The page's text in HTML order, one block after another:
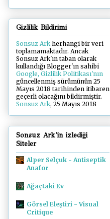
Gizlilik Bildirimi
Sonsuz Arkherhangi bir veri
toplamamaktadır. Ancak
Sonsuz Ark'ın taban olarak
kullandığı Blogger'ın sahibi
Google, Gizlilik Politikası'nın
güncellenmiş sürümünün 25
Mayıs 2018 tarihinden itibaren
geçerli olacağını bildirmiştir.
Sonsuz Ark, 25 Mayıs 2018
Sonsuz Ark'in izlediği
Siteler
Alper Selçuk - Antiseptik
Anafor
Ağaçtaki Ev
Görsel Eleştiri - Visual
Critique